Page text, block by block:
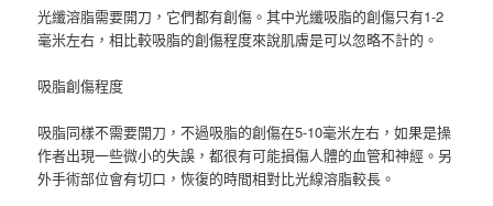
光纖溶脂需要開刀，它們都有創傷。其中光纖吸脂的創傷只有1-2
毫米左右，相比較吸脂的創傷程度來說肌膚是可以忽略不計的。
吸脂創傷程度
吸脂同樣不需要開刀，不過吸脂的創傷在5-10毫米左右，如果是操
作者出現一些微小的失誤，都很有可能損傷人體的血管和神經。 另
外手術部位會有切口，恢復的時間相對比光線溶脂較長。